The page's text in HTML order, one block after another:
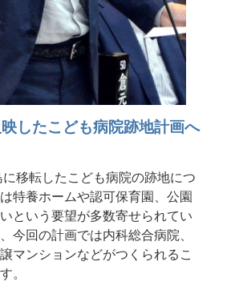
したこども病院跡地計画へ
移転したこども病院の跡地につ
特養ホームや認可保育園、公園
という要望が多数寄せられてい
今回の計画では内科総合病院、
マンションなどがつくられるこ
。